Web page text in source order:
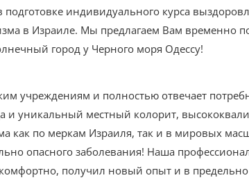
индивидуального курса
в Израиле. Мы предлагаем Вам временно
город у Черного моря Одессу!
учреждениям и полностью отвечает
и уникальный местный колорит,
как по меркам Израиля, так и в мировых
опасного заболевания! Наша
получил новый опыт и в предельно